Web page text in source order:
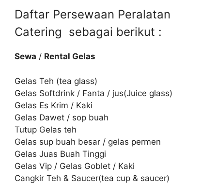
Daftar Persewaan Peralatan
Catering sebagai berikut :
Sewa / Rental Gelas
Gelas Teh (tea glass)
Gelas Softdrink / Fanta / jus(Juice glass)
Gelas Es Krim / Kaki
Gelas Dawet / sop buah
Tutup Gelas teh
Gelas sup buah besar / gelas permen
Gelas Juas Buah Tinggi
Gelas Vip / Gelas Goblet / Kaki
Cangkir Teh & Saucer(tea cup & saucer)